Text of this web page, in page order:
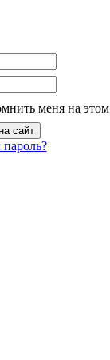
меня на